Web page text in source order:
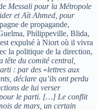
Messali pour la Métropole
et Aït Ahmed, pour
de propagande,
Philippeville, Blida,
expulsé à Niort où il vivra
la politique de la direction,
tête du comité central,
: par des «lettres aux
déclare qu’ils ont perdu
de lui verser
pour le parti. […] Le conflit
de mars, un certain